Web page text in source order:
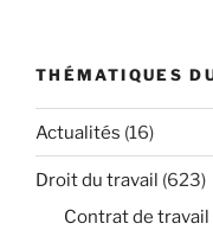
THÉMATIQUES
Actualités (16)
Droit du travail (623)
Contrat de travail